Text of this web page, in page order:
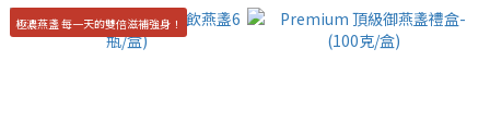
極濃燕盞 每一天的雙倍滋補強身！